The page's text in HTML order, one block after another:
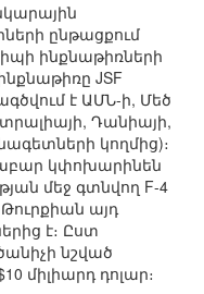
ընթացքում
ինքնաթիռների
JSF
է ԱՄՆ-ի, Մեծ
Դանիայի,
կողմից)։
կփոխարինեն
մեջ գտնվող F-4
այդ
է։ Ըստ
նշված
միլիարդ դոլար։